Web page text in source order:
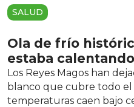
SALUD
Ola de frío
estaba
Los Reyes Magos han
blanco que cubre todo el
temperaturas caen bajo